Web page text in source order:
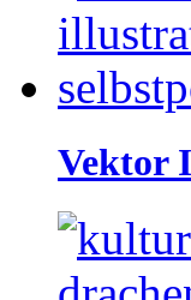
Vektor